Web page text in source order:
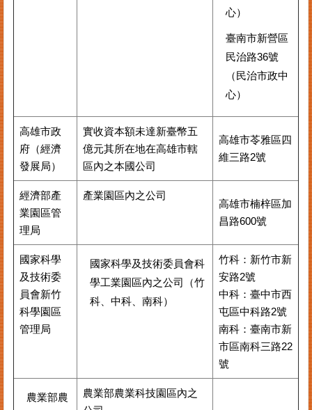
心）
臺南市新營區
民治路36號
（民治市政中
心）
高雄市政
府（經濟
發展局）
實收資本額未達新臺幣五
億元其所在地在高雄市轄
區內之本國公司
高雄市苓雅區四
維三路2號
經濟部產
業園區管
理局
產業園區內之公司
高雄市楠梓區加
昌路600號
國家科學
及技術委
員會新竹
科學園區
管理局
國家科學及技術委員會科
學工業園區內之公司（竹
科、中科、南科）
竹科：新竹市新
安路2號
中科：臺中市西
屯區中科路2號
南科：臺南市新
市區南科三路22
號
農業部農
農業部農業科技園區內之